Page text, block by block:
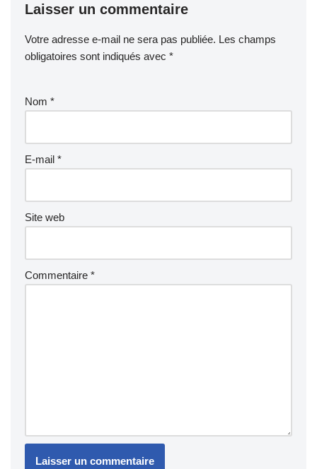
Laisser un commentaire
Votre adresse e-mail ne sera pas publiée. Les champs
obligatoires sont indiqués avec *
Nom *
E-mail *
Site web
Commentaire *